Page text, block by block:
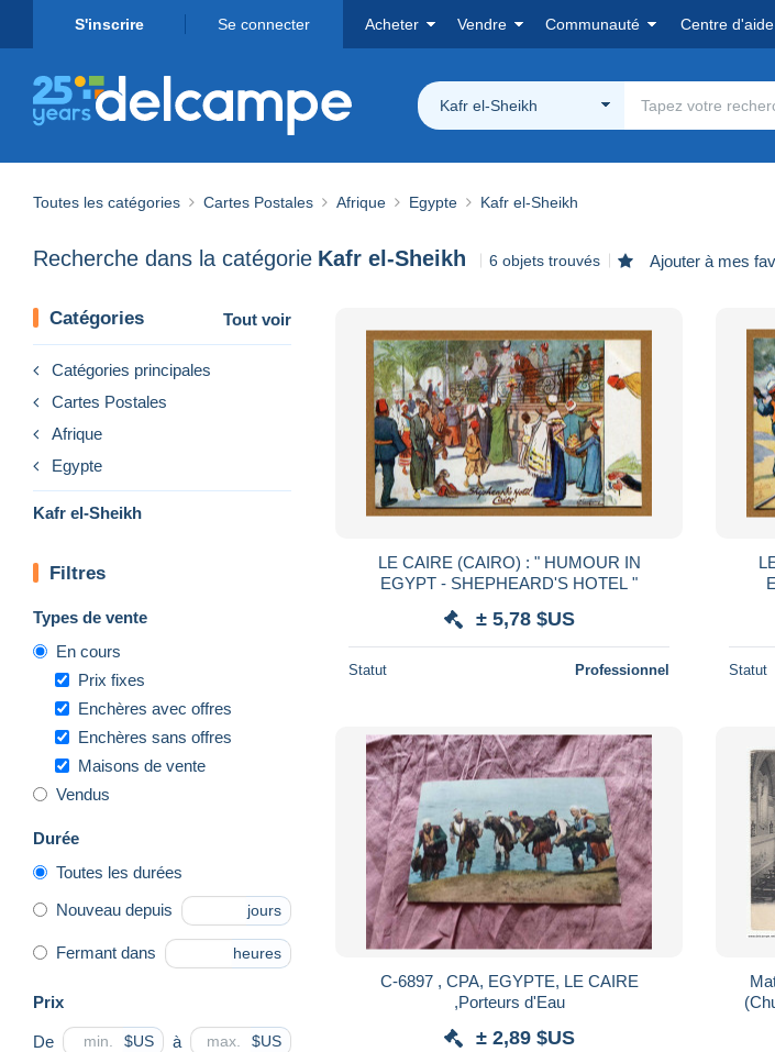
S'inscrire Se connecter Acheter Vendre Communauté Centre d'aide
Kafr el-Sheikh
Toutes les catégories Cartes Postales Afrique Egypte Kafr el-Sheikh
Recherche dans la catégorie Kafr el-Sheikh 6 objets trouvés Ajouter à mes
Catégories Tout voir
Catégories principales
Cartes Postales
Afrique
Egypte
Kafr el-Sheikh
Filtres
Types de vente
En cours
Prix fixes
Enchères avec offres
Enchères sans offres
Maisons de vente
Vendus
Durée
Toutes les durées
Nouveau depuis jours
Fermant dans heures
Prix
De $US à $US
LE CAIRE (CAIRO) : " HUMOUR IN
EGYPT - SHEPHEARD'S HOTEL "
± 5,78 $US
Statut Professionnel
LE
Statut
C-6897 , CPA, EGYPTE, LE CAIRE
,Porteurs d'Eau
± 2,89 $US